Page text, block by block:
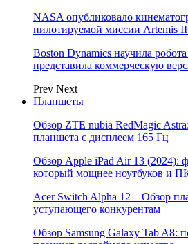
NASA опубликовало
пилотируемой миссии Artemis
Boston Dynamics научила
представила коммерческую
Prev Next
Планшеты
Обзор ZTE nubia RedMagic
планшета с дисплеем 165 Гц
Обзор Apple iPad Air 13 (2024):
который мощнее ноутбуков и
Acer Switch Alpha 12 – Обзор
уступающего конкурентам
Обзор Samsung Galaxy Tab A8: